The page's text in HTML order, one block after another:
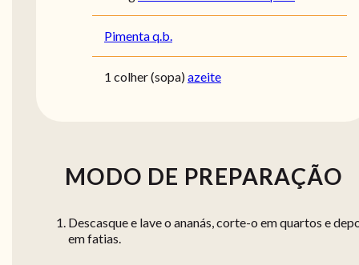
Pimenta q.b.
1 colher (sopa)azeite
MODO DE PREPARAÇÃO
Descasque e lave o ananás, corte-o em quartos e
em fatias.